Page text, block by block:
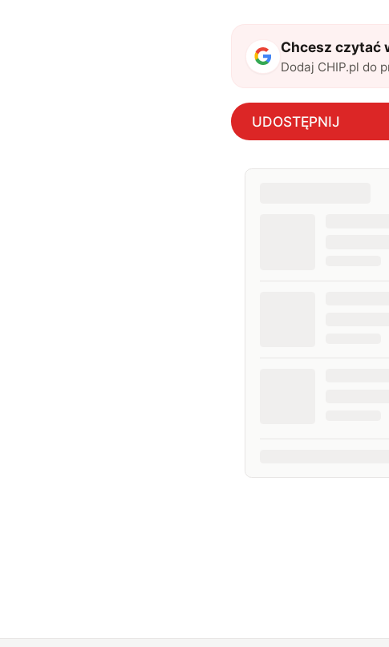
Chcesz czytać
Dodaj CHIP.pl do
UDOSTĘPNIJ